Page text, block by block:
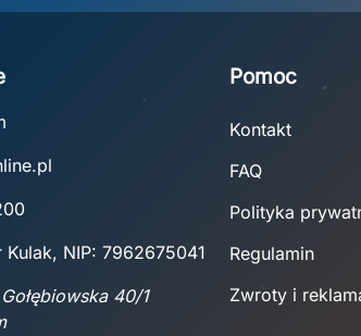
Kulak, NIP: 7962675041
40/1
Pomoc
Kontakt
FAQ
Polityka
Regulamin
Zwroty i